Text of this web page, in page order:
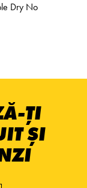
Dry No
ȚI
ȘI